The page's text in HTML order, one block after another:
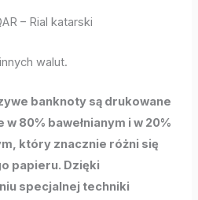
katarski
walut.
banknoty są drukowane
w 80% bawełnianym i w 20%
który znacznie różni się
papieru. Dzięki
specjalnej techniki